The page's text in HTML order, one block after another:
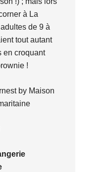
à La
de 9 à
tout autant
en croquant
!
by Maison